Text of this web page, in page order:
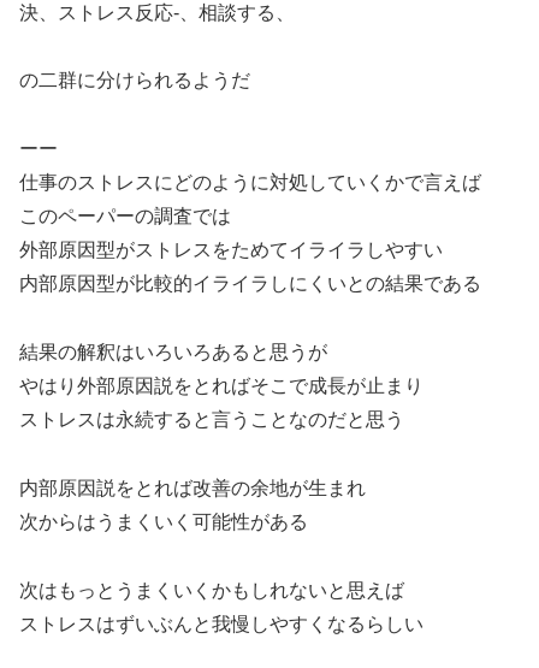
決、ストレス反応-、相談する、
の二群に分けられるようだ
ーー
仕事のストレスにどのように対処していくかで言えば
このペーパーの調査では
外部原因型がストレスをためてイライラしやすい
内部原因型が比較的イライラしにくいとの結果である
結果の解釈はいろいろあると思うが
やはり外部原因説をとればそこで成長が止まり
ストレスは永続すると言うことなのだと思う
内部原因説をとれば改善の余地が生まれ
次からはうまくいく可能性がある
次はもっとうまくいくかもしれないと思えば
ストレスはずいぶんと我慢しやすくなるらしい